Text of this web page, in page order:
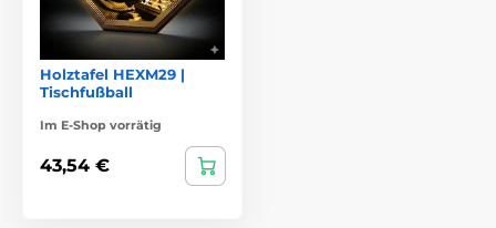
Holztafel HEXM29 |
Tischfußball
Im E-Shop vorrätig
43,54 €